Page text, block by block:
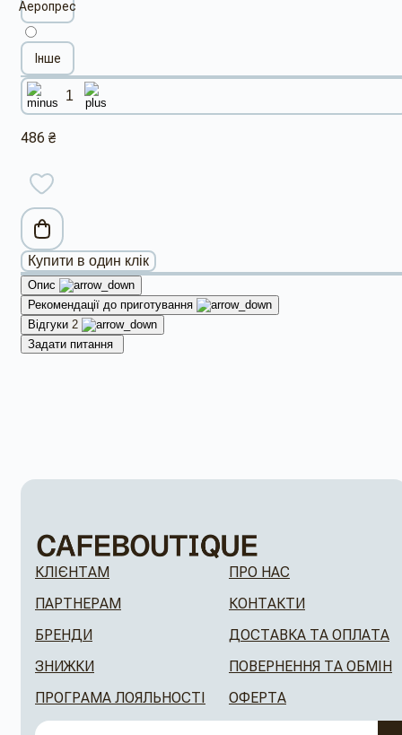
Аеропрес
Інше
486 ₴
Купити в один клік
Опис
Рекомендації до приготування
Відгуки 2
Задати питання
КЛІЄНТАМ
ПАРТНЕРАМ
БРЕНДИ
ЗНИЖКИ
ПРОГРАМА ЛОЯЛЬНОСТІ
ПРО НАС
КОНТАКТИ
ДОСТАВКА ТА ОПЛАТА
ПОВЕРНЕННЯ ТА ОБМІН
ОФЕРТА